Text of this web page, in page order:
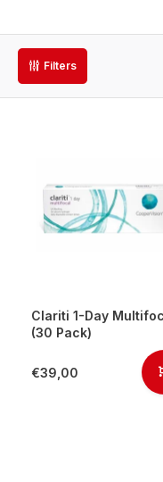
Filters
Clariti 1-Day
(30 Pack)
€39,00